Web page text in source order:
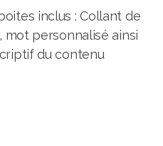
inclus : Collant de
personnalisé ainsi
du contenu